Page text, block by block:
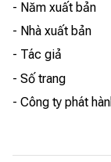
- Năm xuất
- Nhà xuất
- Tác giả :
- Số trang :
- Công ty phát